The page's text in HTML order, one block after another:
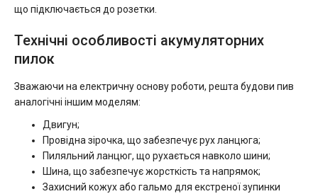
що підключається до розетки.
Технічні особливості акумуляторних
пилок
Зважаючи на електричну основу роботи, решта будови пив
аналогічні іншим моделям:
Двигун;
Провідна зірочка, що забезпечує рух ланцюга;
Пиляльний ланцюг, що рухається навколо шини;
Шина, що забезпечує жорсткість та напрямок;
Захисний кожух або гальмо для екстреної зупинки